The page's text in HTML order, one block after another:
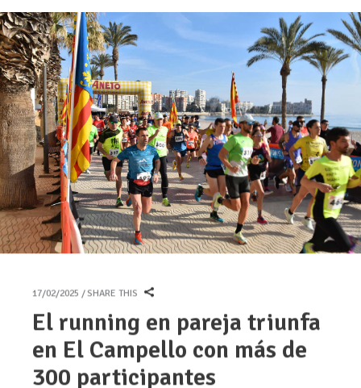
17/02/2025 SHARE THIS
El running en pareja triunfa
en El Campello con más de
300 participantes